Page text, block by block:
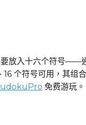
要放入十六个符号——
个符号可用，其组
免费游玩。